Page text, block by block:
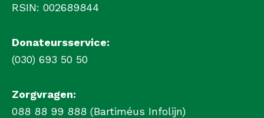
RSIN: 002689844
Donateursservice:
(030) 693 50 50
Zorgvragen:
088 88 99 888 (Bartiméus Infolijn)